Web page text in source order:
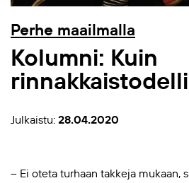
Perhe maailmalla
Kolumni: Kuin
Julkaistu: 28.04.2020
– Ei oteta turhaan takkeja mukaan,